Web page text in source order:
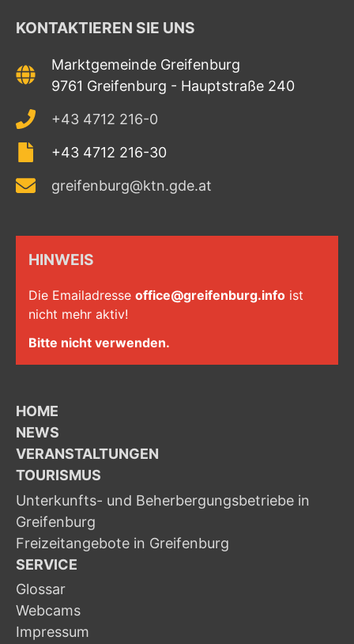
KONTAKTIEREN SIE UNS
Marktgemeinde Greifenburg
9761 Greifenburg - Hauptstraße 240
+43 4712 216-0
+43 4712 216-30
greifenburg@ktn.gde.at
HINWEIS
Die Emailadresse office@greifenburg.info ist
nicht mehr aktiv!
Bitte nicht verwenden.
HOME
NEWS
VERANSTALTUNGEN
TOURISMUS
Unterkunfts- und Beherbergungsbetriebe in
Greifenburg
Freizeitangebote in Greifenburg
SERVICE
Glossar
Webcams
Impressum